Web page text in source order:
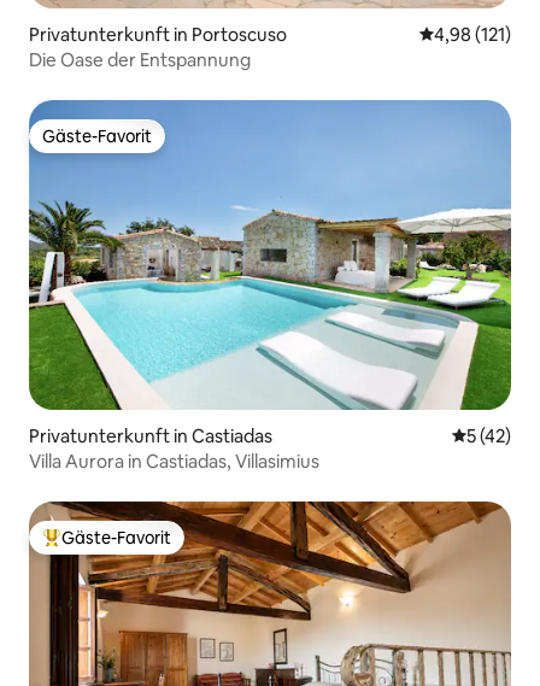
Privatunterkunft in Portoscuso
4,98 (121)
Die Oase der Entspannung
Gäste-Favorit
Gäste-Favorit
Privatunterkunft in Castiadas
5 (42)
Villa Aurora in Castiadas, Villasimius
Beliebter Gäste-Favorit.
Gäste-Favorit